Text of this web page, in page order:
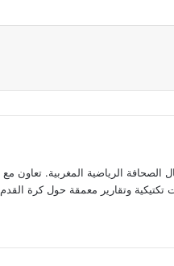
الرياضية المغربية. تعاون مع
وتقارير معمقة حول كرة القدم